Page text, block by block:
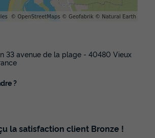
8 personnes - T4 Superieur
Chambres Salle de bain
33 avenue de la plage - 40480 Vieux
?
la satisfaction client Bronze !